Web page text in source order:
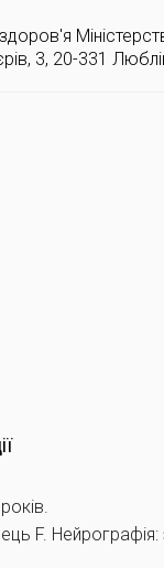
3, 20-331
F. Нейрографія: